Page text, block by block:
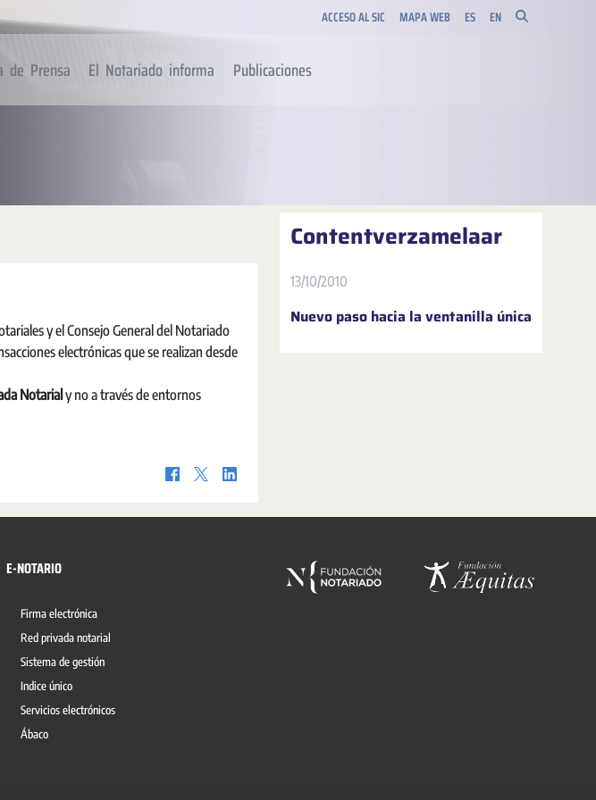
ACCESO AL SIC MAPA WEB ES EN
de Prensa El Notariado informa Publicaciones
y el Consejo General del Notariado
electrónicas que se realizan desde
Notarial y no a través de entornos
Contentverzamelaar
13/10/2010
Nuevo paso hacia la ventanilla única
E-NOTARIO
Firma electrónica
Red privada notarial
Sistema de gestión
Indice único
Servicios electrónicos
Ábaco